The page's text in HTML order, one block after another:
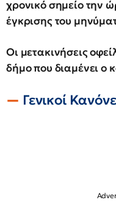
χρονικό σημείοτην
έγκρισης του
Οι μετακινήσεις
δήμο που διαμένει ο
Γενικοί